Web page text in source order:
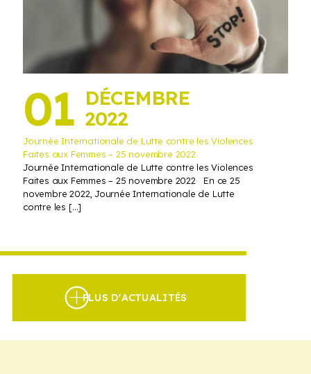
01 DÉCEMBRE
2022
Journée Internationale de Lutte contre les Violences
Faites aux Femmes – 25 novembre 2022
Journée Internationale de Lutte contre les Violences
Faites aux Femmes – 25 novembre 2022 En ce 25
novembre 2022, Journée Internationale de Lutte
contre les […]
PLUS D'ACTUALITÉS